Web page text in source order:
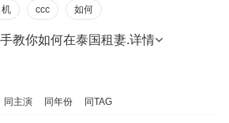
ccc 如何
教你如何在泰国租妻.详情
同主演 同年份 同TAG